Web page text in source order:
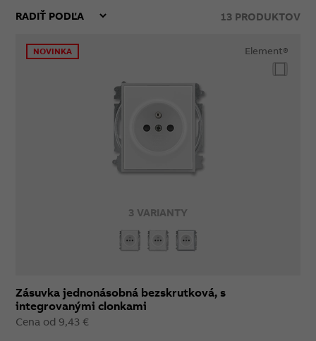
13PRODUKTOV
3 VARIANTY
NOVINKA Element®
Zásuvka jednonásobná bezskrutková, s
integrovanými clonkami
Cena od 9,43 €